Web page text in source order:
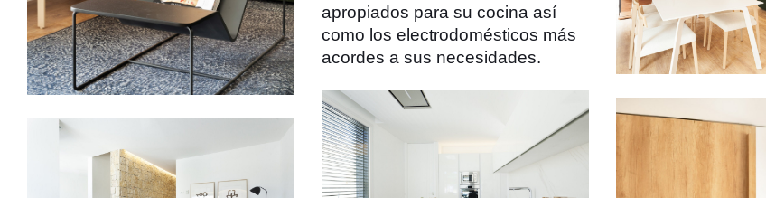
apropiados para su cocina así
como los electrodomésticos más
acordes a sus necesidades.